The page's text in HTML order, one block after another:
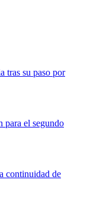
tras su paso por
para el segundo
continuidad de